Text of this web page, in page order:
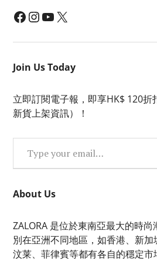
Facebook InstagramYouTube X
Join Us Today
立即訂閱電子報，即享HK$ 120折
新貨上架資訊）！
Type your email…
About Us
ZALORA 是位於東南亞最大的時
別在亞洲不同地區，如香港、新加
汶莱、菲律賓等都有各自的穩定